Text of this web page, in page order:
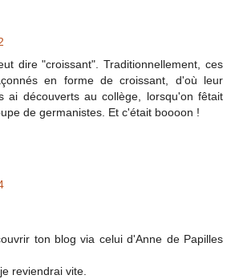
dire "croissant". Traditionnellement, ces
en forme de croissant, d'où leur
ai découverts au collège, lorsqu'on fêtait
de germanistes. Et c'était boooon !
ton blog via celui d'Anne de Papilles
reviendrai vite.